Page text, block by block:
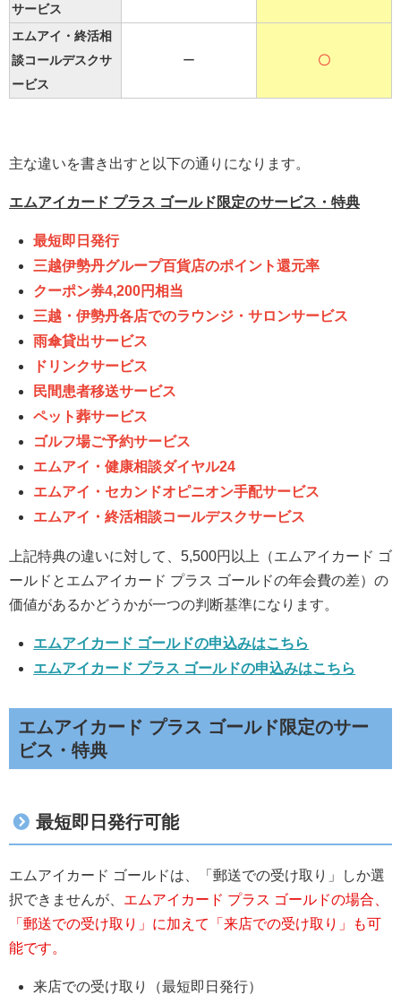
サービス
エムアイ・終活相
談コールデスクサ
ービス
ー 〇
主な違いを書き出すと以下の通りになります。
エムアイカード プラス ゴールド限定のサービス・特典
最短即日発行
三越伊勢丹グループ百貨店のポイント還元率
クーポン券4,200円相当
三越・伊勢丹各店でのラウンジ・サロンサービス
雨傘貸出サービス
ドリンクサービス
民間患者移送サービス
ペット葬サービス
ゴルフ場ご予約サービス
エムアイ・健康相談ダイヤル24
エムアイ・セカンドオピニオン手配サービス
エムアイ・終活相談コールデスクサービス
上記特典の違いに対して、5,500円以上（エムアイカード ゴ
ールドとエムアイカード プラス ゴールドの年会費の差）の
価値があるかどうかが一つの判断基準になります。
エムアイカード ゴールドの申込みはこちら
エムアイカード プラス ゴールドの申込みはこちら
エムアイカード プラス ゴールド限定のサー
ビス・特典
最短即日発行可能
エムアイカード ゴールドは、「郵送での受け取り」しか選
択できませんが、 エムアイカード プラス ゴールドの場合、
「郵送での受け取り」に加えて「来店での受け取り」も可
能です。
来店での受け取り（最短即日発行）